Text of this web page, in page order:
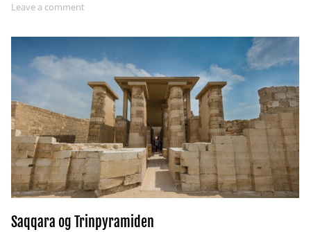
Leave a comment
Saqqara og Trinpyramiden